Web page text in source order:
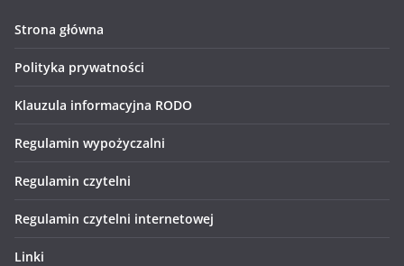
Strona główna
Polityka prywatności
Klauzula informacyjna RODO
Regulamin wypożyczalni
Regulamin czytelni
Regulamin czytelni internetowej
Linki